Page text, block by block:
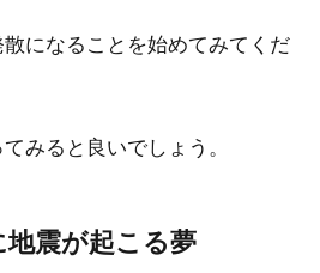
になることを始めてみてくだ
みると良いでしょう。
震が起こる夢